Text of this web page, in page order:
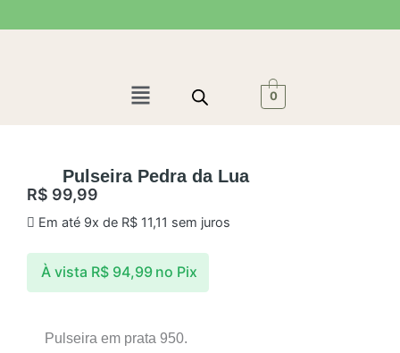
para
Menu 0
Pulseira Pedra da Lua
R$ 99,99
Em até 9x de R$11,11 sem juros
À vista R$94,99 no Pix
Pulseira em prata 950.